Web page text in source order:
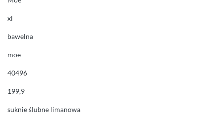
xl
bawelna
moe
40496
199,9
suknie ślubne limanowa